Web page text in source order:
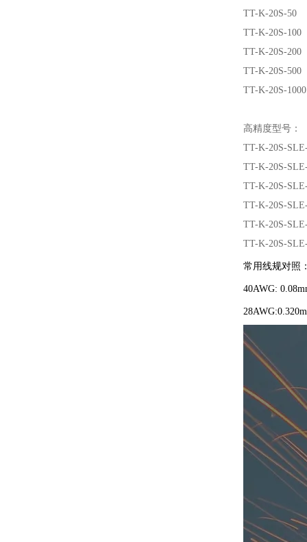
TT-K-20S-50
TT-K-20S-100
TT-K-20S-200
TT-K-20S-500
TT-K-20S-1000
高精度型号：
TT-K-20S-
TT-K-20S-
TT-K-20S-
TT-K-20S-
TT-K-20S-
TT-K-20S-
常用线规对照
40AWG: